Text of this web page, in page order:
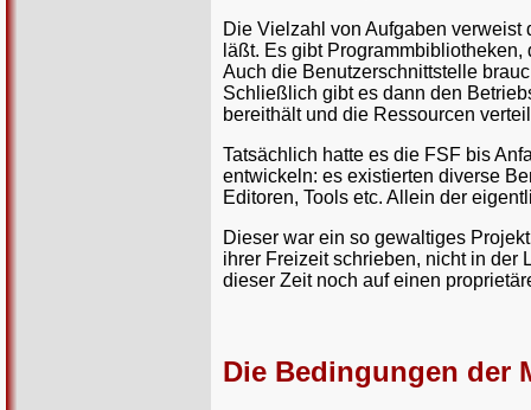
Die Vielzahl von Aufgaben
läßt. Es gibt
Auch die Benutzerschnittstelle
Schließlich gibt es dann den
bereithält und die Ressourcen
Tatsächlich hatte es die FSF bis
entwickeln: es existierten diverse
Editoren, Tools etc. Allein der
Dieser war ein so gewaltiges
ihrer Freizeit schrieben, nicht in der
dieser Zeit noch auf einen
Die Bedingungen der